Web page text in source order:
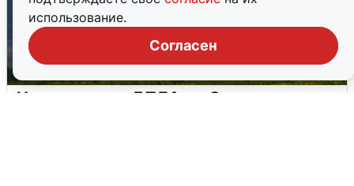
использование.
Согласен
Ночная атака БПЛА на Самарскую